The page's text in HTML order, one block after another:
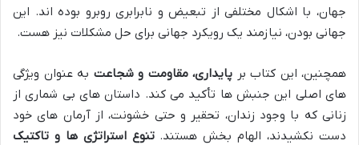
جهان، با اشکال مختلفی از تبعیض و نابرابری روبرو بوده اند. این
جهانی بودن، نیازمند یک رویکرد جهانی برای حل مشکلات نیز هست.
همچنین، این کتاب بر پایداری، مقاومت و شجاعت به عنوان ویژگی
های اصلی این جنبش ها تأکید می کند. داستان های بی شماری از
زنانی که با وجود زندان، تحقیر و حتی خشونت، از آرمان های خود
دست نکشیدند، الهام بخش هستند.تنوع استراتژی ها و تاکتیک